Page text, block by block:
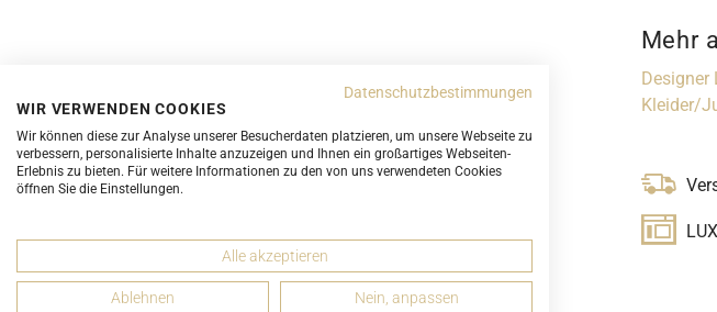
Mehr
Designer
Kleider/
Datenschutzbestimmungen
WIR VERWENDEN COOKIES
Wir können diese zur Analyse unserer Besucherdaten platzieren, um unsere Webseite zu
verbessern, personalisierte Inhalte anzuzeigen und Ihnen ein großartiges Webseiten-
Erlebnis zu bieten. Für weitere Informationen zu den von uns verwendeten Cookies
öffnen Sie die Einstellungen.
Alle akzeptieren
Ablehnen Nein, anpassen